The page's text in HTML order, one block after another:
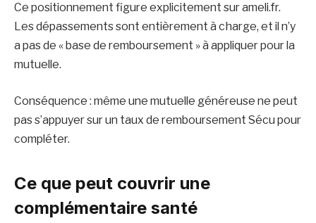
Ce positionnement figure explicitement sur ameli.fr.
Les dépassements sont entièrement à charge, et il n’y
a pas de « base de remboursement » à appliquer pour la
mutuelle.
Conséquence : même une mutuelle généreuse ne peut
pas s’appuyer sur un taux de remboursement Sécu pour
compléter.
Ce que peut couvrir une
complémentaire santé